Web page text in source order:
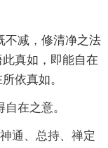
不减，修清净之法
真如，即能自在
依真如。
自在之意。
神通 、 总持、 禅定